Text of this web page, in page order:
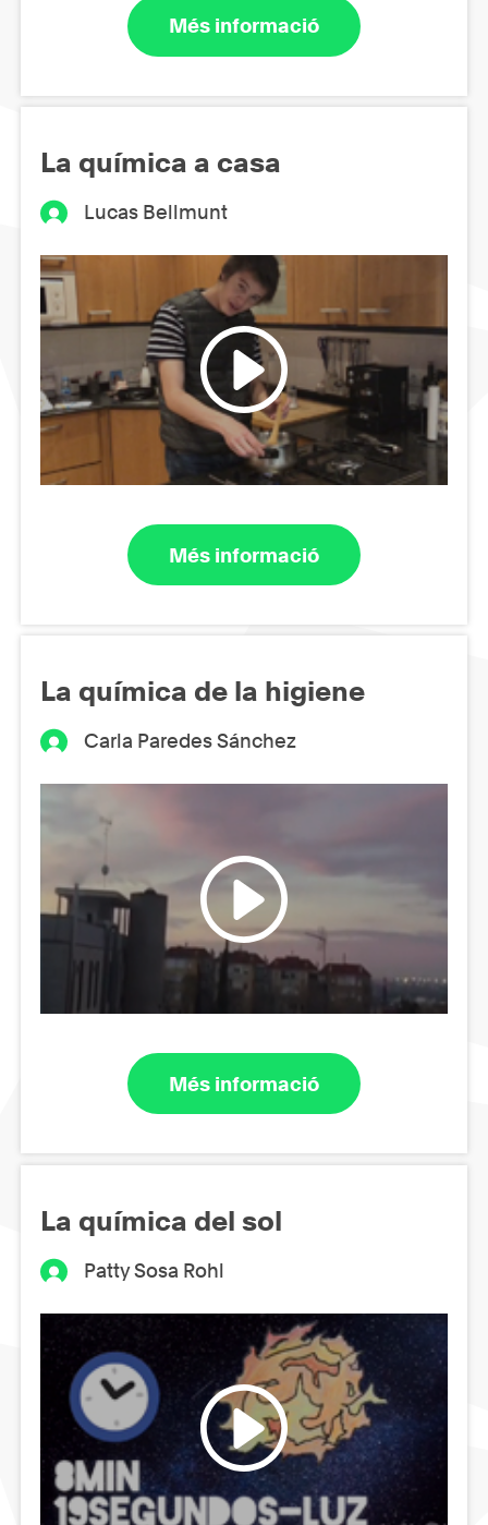
Més informació
La química a casa
Lucas Bellmunt
Més informació
La química de la higiene
Carla Paredes Sánchez
Més informació
La química del sol
Patty Sosa Rohl